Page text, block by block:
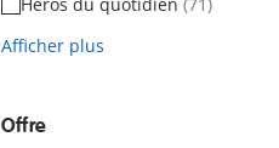
Afficher plus
Offre